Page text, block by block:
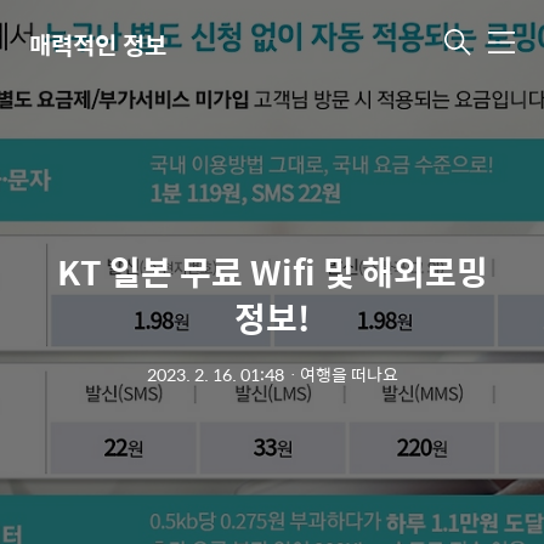
매력적인 정보 메
KT 일본 무료 Wifi 및 해외로밍
정보!
2023. 2. 16. 01:48ㆍ 여행을 떠나요